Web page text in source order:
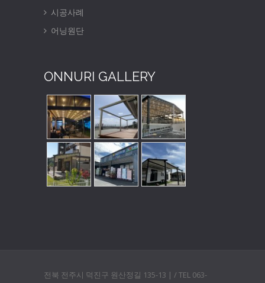
시공사례
어닝원단
ONNURI GALLERY
전북 전주시 덕진구 원산정길 135-13 | / TEL 063-